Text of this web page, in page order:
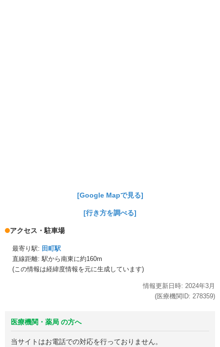
[Google Mapで見る]
[行き方を調べる]
アクセス・駐車場
最寄り駅: 田町駅
直線距離: 駅から南東に約160m
(この情報は経緯度情報を元に生成しています)
情報更新日時: 2024年3月
(医療機関ID: 278359)
医療機関・薬局 の方へ
当サイトはお電話での対応を行っておりません。